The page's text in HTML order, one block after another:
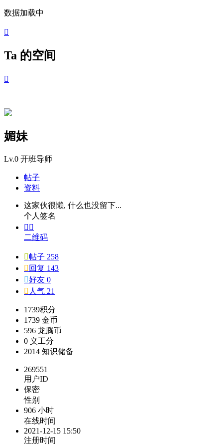
数据加载中

Ta 的空间

媚妹
Lv.0 开班导师
帖子
资料
这家伙很懒, 什么也没留下...
个人签名
 
二维码
帖子 258
 回复 143
好友 0
 人气 21
1739积分
1739 金币
596 龙腾币
0 义工分
2014 知识储备
269551
用户ID
保密
性别
906 小时
在线时间
2021-12-15 15:50
注册时间